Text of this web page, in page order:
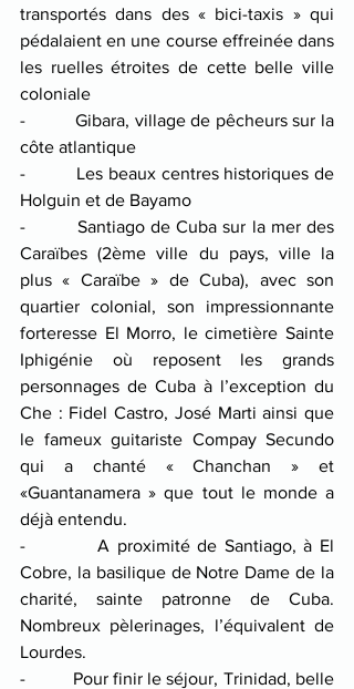
transportés dans des « bici-taxis » qui
pédalaient en une course effreinée dans
les ruelles étroites de cette belle ville
coloniale
-          Gibara, village de pêcheurs sur la
côte atlantique
-          Les beaux centres historiques de
Holguin et de Bayamo
-         Santiago de Cuba sur la mer des
Caraïbes (2ème ville du pays, ville la
plus « Caraïbe » de Cuba), avec son
quartier colonial, son impressionnante
forteresse El Morro, le cimetière Sainte
Iphigénie où reposent les grands
personnages de Cuba à l’exception du
Che : Fidel Castro, José Marti ainsi que
le fameux guitariste Compay Secundo
qui a chanté « Chanchan » et
«Guantanamera » que tout le monde a
déjà entendu.
-          A proximité de Santiago, à El
Cobre, la basilique de Notre Dame de la
charité, sainte patronne de Cuba.
Nombreux pèlerinages, l’équivalent de
Lourdes.
-          Pour finir le séjour, Trinidad, belle